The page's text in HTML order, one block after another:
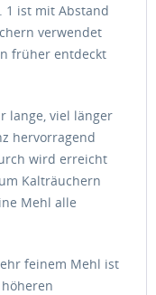
1 ist mit Abstand
verwendet
früher entdeckt
lange, viel länger
hervorragend
wird erreicht
Kalträuchern
Mehl alle
feinem Mehl ist